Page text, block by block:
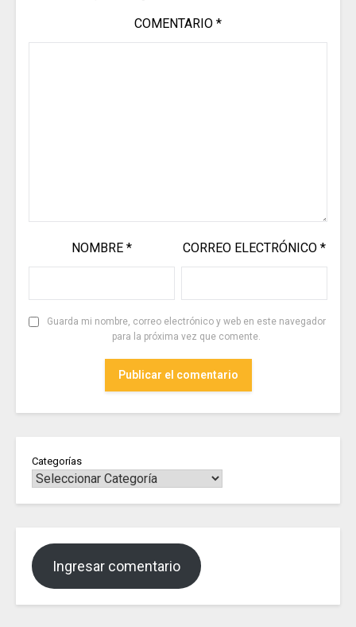
COMENTARIO *
NOMBRE* CORREO ELECTRÓNICO *
Guarda mi nombre, correo electrónico y web en este navegador
para la próxima vez que comente.
Categorías
Ingresar comentario